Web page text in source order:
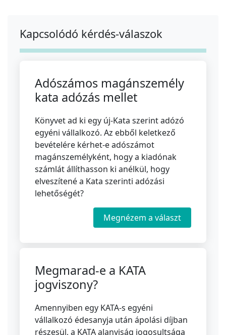
Kapcsolódó kérdés-válaszok
Adószámos magánszemély
kata adózás mellet
Könyvet ad ki egy új-Kata szerint adózó
egyéni vállalkozó. Az ebből keletkező
bevételére kérhet-e adószámot
magánszemélyként, hogy a kiadónak
számlát állíthasson ki anélkül, hogy
elveszítené a Kata szerinti adózási
lehetőségét?
Megnézem a választ
Megmarad-e a KATA
jogviszony?
Amennyiben egy KATA-s egyéni
vállalkozó édesanyja után ápolási díjban
részesül, a KATA alanyiság jogosultsága